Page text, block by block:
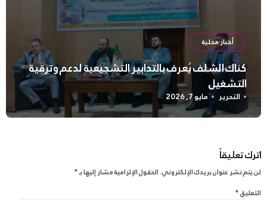
أخبار محلية
كناك الشلف يُعرف بالتدابير التشجيعية لدعم وترقية
التشغيل
التحرير مايو 7, 2026
اترك تعليقاً
لن يتم نشر عنوان بريدك الإلكتروني.الحقول الإلزامية مشار إليها بـ*
التعليق*